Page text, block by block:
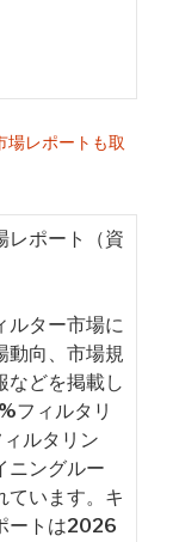
レポートも取
レポート（資
ルター市場に
動向、市場規
などを掲載し
フィルタリ
ルタリン
ニングルー
ています。キ
ートは2026